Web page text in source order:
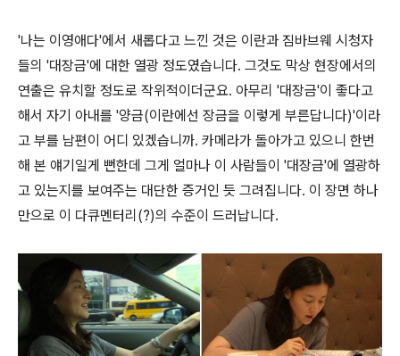
'나는 이영애다'에서 새롭다고 느낀 것은 이란과 짐바브웨 시청자
들의 '대장금'에 대한 열광 정도였습니다. 그것도 막상 현장에서의
연출은 유치할 정도로 작위적이더군요. 아무리 '대장금'이 좋다고
해서 자기 아내를 '양금(이란에선 장금을 이렇게 부른답니다)'이라
고 부를 남편이 어디 있겠습니까. 카메라가 돌아가고 있으니 한번
해 본 얘기일게 뻔한데 그게 얼마나 이 사람들이 '대장금'에 열광하
고 있는지를 보여주는 대단한 증거인 듯 그려집니다. 이 장면 하나
만으로 이 다큐멘터리(?)의 수준이 드러납니다.